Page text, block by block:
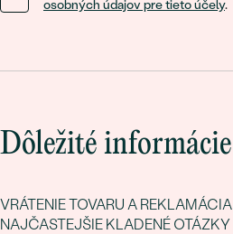
osobných údajov pre tieto účely.
Dôležité informácie
VRÁTENIE TOVARU A REKLAMÁCIA
NAJČASTEJŠIE KLADENÉ OTÁZKY